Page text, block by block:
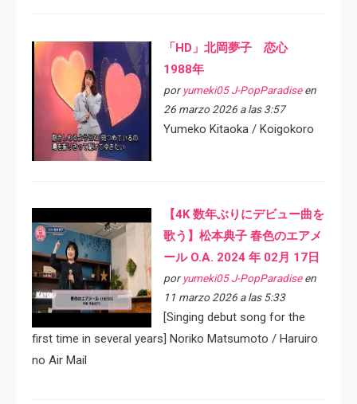
「HD」北岡夢子 恋心
1988年
por yumeki05 J-PopParadiseen
26 marzo 2026 a las 3:57
Yumeko Kitaoka / Koigokoro
【4K 数年ぶりにデビュー曲を
歌う】松本典子 春色のエアメ
ール O.A. 2024 年 02月 17日
por yumeki05 J-PopParadiseen
11 marzo 2026 a las 5:33
[Singing debut song for the
first time in several years] Noriko Matsumoto / Haruiro
no Air Mail